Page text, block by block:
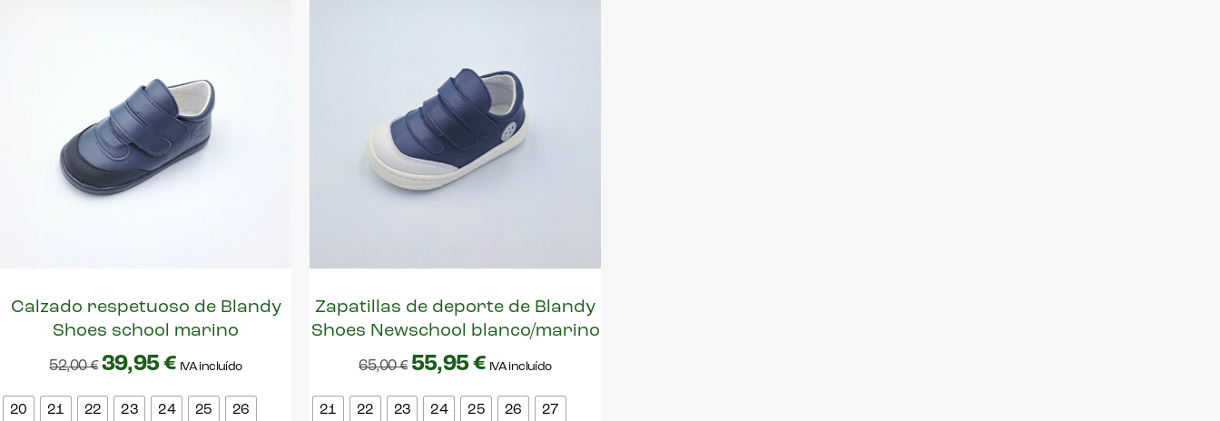
Calzado respetuoso de Blandy
Shoes school marino
52,00€ 39,95€ IVA incluído
20 21 22 23 24 25 26
Zapatillas de deporte de Blandy
Shoes Newschool blanco/marino
65,00€ 55,95€ IVA incluído
21 22 23 24 25 26 27